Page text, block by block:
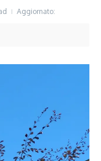
Aggiornato: